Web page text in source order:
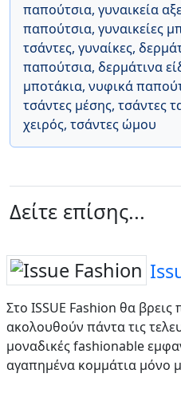
παπούτσια, γυναικεία
παπούτσια, γυναικείες
τσάντες, γυναίκες,
παπούτσια, δερμάτινα
μποτάκια, νυφικά
τσάντες μέσης, τσάντες
χειρός, τσάντες ώμου
Δείτε επίσης...
Στο ISSUE Fashion θα
ακολουθούν πάντα τις
μοναδικές fashionable
αγαπημένα κομμάτια μόνο